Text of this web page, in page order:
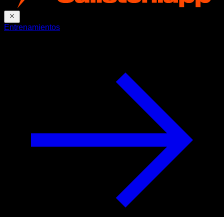
Entrenamientos